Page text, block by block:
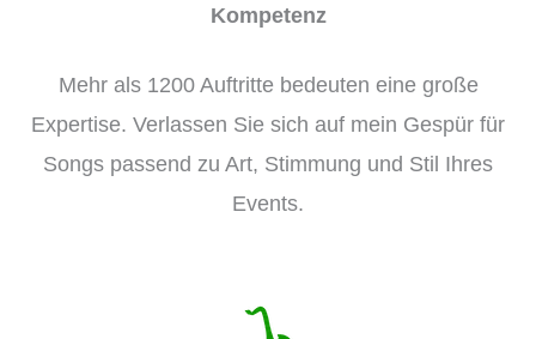
Kompetenz
Mehr als 1200 Auftritte bedeuten eine große
Expertise. Verlassen Sie sich auf mein Gespür für
Songs passend zu Art, Stimmung und Stil Ihres
Events.